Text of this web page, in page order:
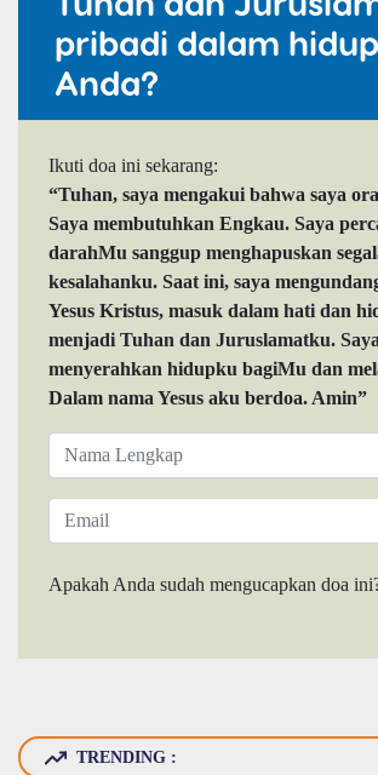
pribadi dalam hidup
Anda?
Ikuti doa ini sekarang:
“Tuhan, saya mengakui bahwa saya
Saya membutuhkan Engkau. Saya
darahMu sanggup menghapuskan
kesalahanku. Saat ini, saya
Yesus Kristus, masuk dalam hati dan
menjadi Tuhan dan Juruslamatku. Saya
menyerahkan hidupku bagiMu dan
Dalam nama Yesus aku berdoa. Amin”
Apakah Anda sudah mengucapkan doa
TRENDING :